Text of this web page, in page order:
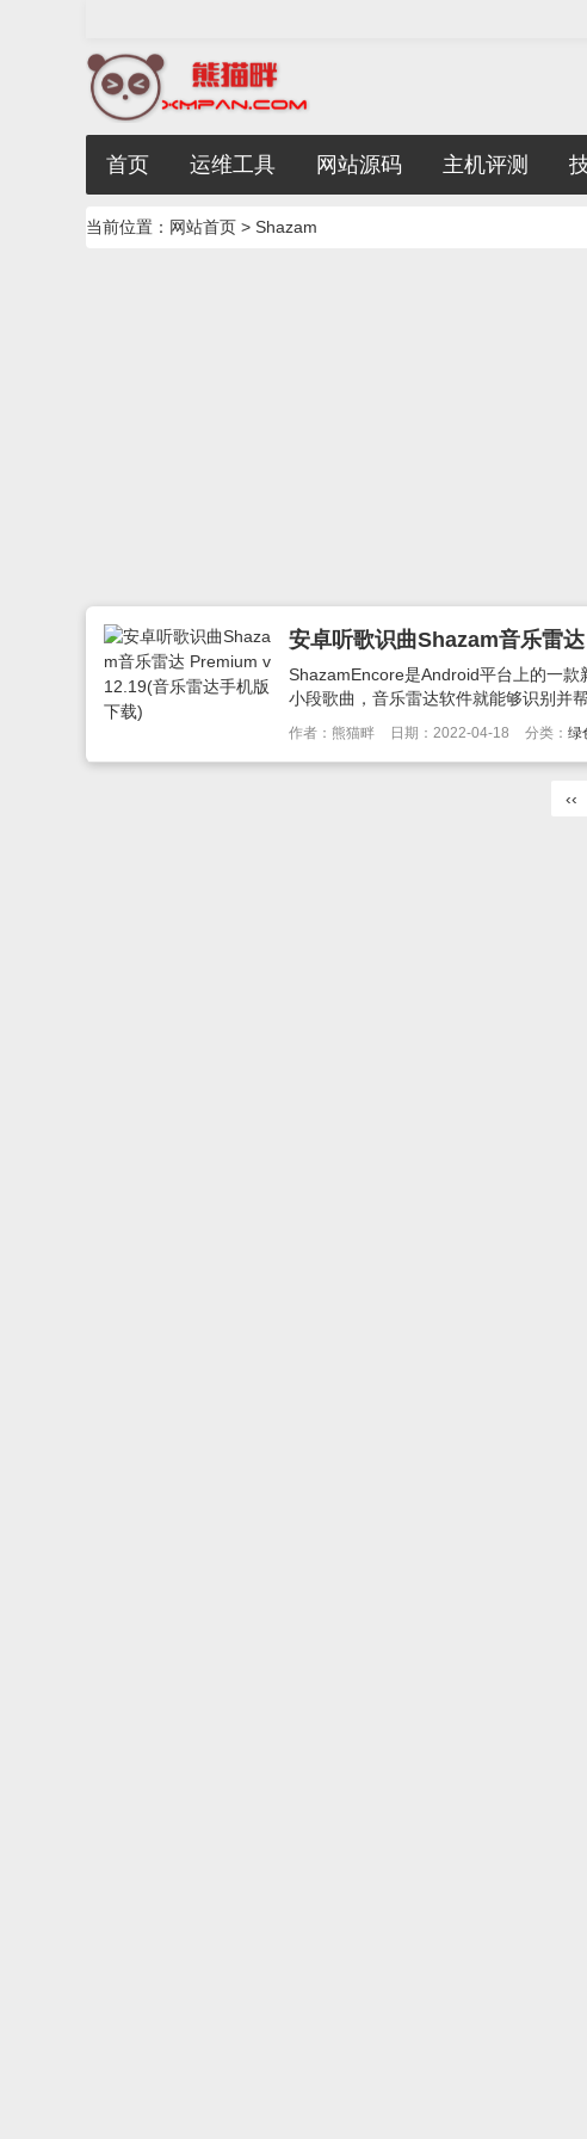
首页 运维工具 网站源码 主机评测
当前位置： 网站首页 > Shazam
安卓听歌识曲Shazam音乐雷
ShazamEncore是Android平台上的一
小段歌曲，音乐雷达软件就能够识别并帮
作者：熊猫畔 日期：2022-04-18 分类： 绿
‹‹